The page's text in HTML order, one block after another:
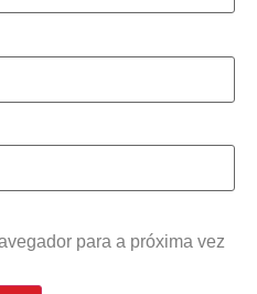
para a próxima vez